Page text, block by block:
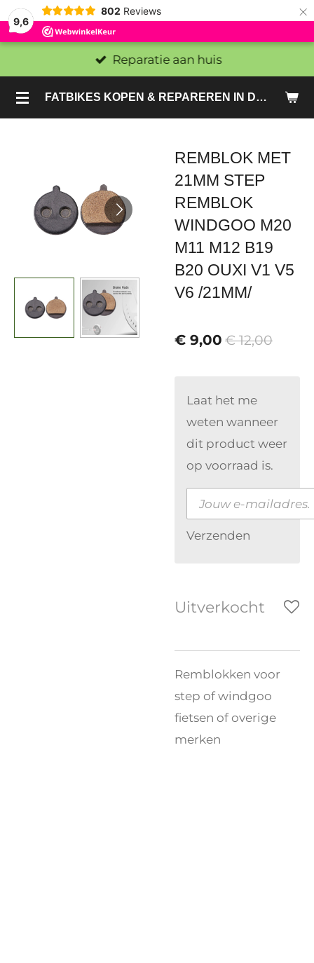
9,6
802 Reviews ×
FATBIKES KOPEN & REPAREREN IN DEN HAAG EN ZOETERMEER - SACHE BIKES
Reparatie aan huis
REMBLOK MET
21MM STEP
REMBLOK
WINDGOO M20
M11 M12 B19
B20 OUXI V1 V5
V6 /21MM/
€ 9,00 € 12,00
Laat het me
weten wanneer
dit product weer
op voorraad is.
Verzenden
Uitverkocht
Remblokken voor
step of windgoo
fietsen of overige
merken